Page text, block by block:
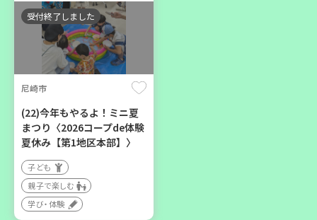
豊岡市
大人の発達障がいを学び、
親子で心を軽くしません
か？
学び・体験
受付終了しました
尼崎市
(22)今年もやるよ！ミニ夏
まつり〈2026コープde体験
夏休み【第1地区本部】〉
子ども
親子で楽しむ
学び・体験